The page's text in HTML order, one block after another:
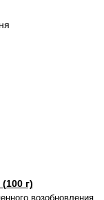
г)
возобновления